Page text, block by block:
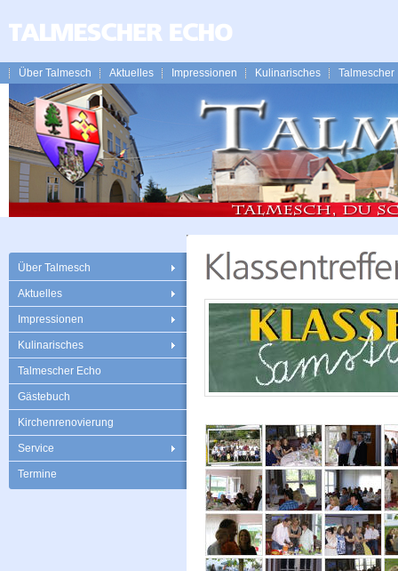
Über Talmesch Aktuelles Impressionen Kulinarisches Talmescher
Über Talmesch
Aktuelles
Impressionen
Kulinarisches
Talmescher Echo
Gästebuch
Kirchenrenovierung
Service
Termine